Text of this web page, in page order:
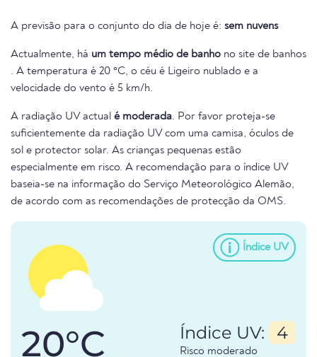
A previsão para o conjunto do dia de hoje é: sem nuvens
Actualmente, há um tempo médio de banho no site de banhos
. A temperatura é 20 °C, o céu é Ligeiro nublado e a
velocidade do vento é 5 km/h.
A radiação UV actual é moderada. Por favor proteja-se
suficientemente da radiação UV com uma camisa, óculos de
sol e protector solar. As crianças pequenas estão
especialmente em risco. A recomendação para o índice UV
baseia-se na informação do Serviço Meteorológico Alemão,
de acordo com as recomendações de protecção da OMS.
Índice UV
20°C Índice UV: 4
Risco moderado